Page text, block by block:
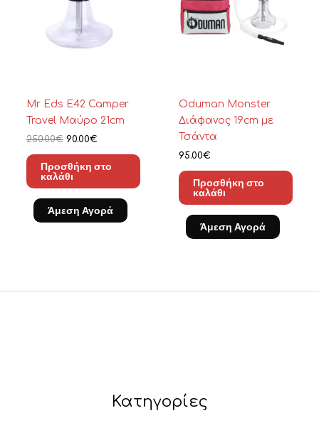
Mr Eds E42 Camper
Travel Μαύρο 21cm
250.00€ 90.00€
Προσθήκη στο
καλάθι
Άμεση Αγορά
Oduman Monster
Διάφανος 19cm με
Τσάντα
95.00€
Προσθήκη στο
καλάθι
Άμεση Αγορά
Κατηγορίες